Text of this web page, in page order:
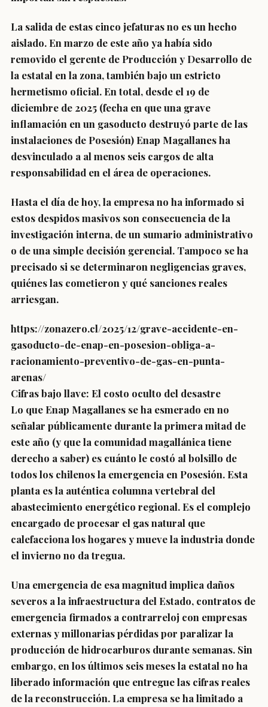
La salida de estas cinco jefaturas no es un hecho
aislado. En marzo de este año ya había sido
removido el gerente de Producción y Desarrollo de
la estatal en la zona, también bajo un estricto
hermetismo oficial. En total, desde el 19 de
diciembre de 2025 (fecha en que una grave
inflamación en un gasoducto destruyó parte de las
instalaciones de Posesión) Enap Magallanes ha
desvinculado a al menos seis cargos de alta
responsabilidad en el área de operaciones.
Hasta el día de hoy, la empresa no ha informado si
estos despidos masivos son consecuencia de la
investigación interna, de un sumario administrativo
o de una simple decisión gerencial. Tampoco se ha
precisado si se determinaron negligencias graves,
quiénes las cometieron y qué sanciones reales
arriesgan.
https://zonazero.cl/2025/12/grave-accidente-en-
gasoducto-de-enap-en-posesion-obliga-a-
racionamiento-preventivo-de-gas-en-punta-
arenas/
Cifras bajo llave: El costo oculto del desastre
Lo que Enap Magallanes se ha esmerado en no
señalar públicamente durante la primera mitad de
este año (y que la comunidad magallánica tiene
derecho a saber) es cuánto le costó al bolsillo de
todos los chilenos la emergencia en Posesión. Esta
planta es la auténtica columna vertebral del
abastecimiento energético regional. Es el complejo
encargado de procesar el gas natural que
calefacciona los hogares y mueve la industria donde
el invierno no da tregua.
Una emergencia de esa magnitud implica daños
severos a la infraestructura del Estado, contratos de
emergencia firmados a contrarreloj con empresas
externas y millonarias pérdidas por paralizar la
producción de hidrocarburos durante semanas. Sin
embargo, en los últimos seis meses la estatal no ha
liberado información que entregue las cifras reales
de la reconstrucción. La empresa se ha limitado a